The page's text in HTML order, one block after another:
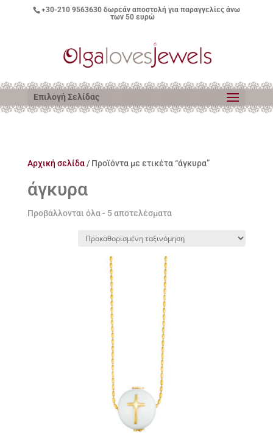
+30-210 9563630δωρεάν αποστολή για παραγγελίες άνω
των 50 ευρώ
Επιλογή Σελίδας
Αρχική σελίδα/ Προϊόντα με ετικέτα “άγκυρα”
άγκυρα
Προβάλλονται όλα - 5 αποτελέσματα